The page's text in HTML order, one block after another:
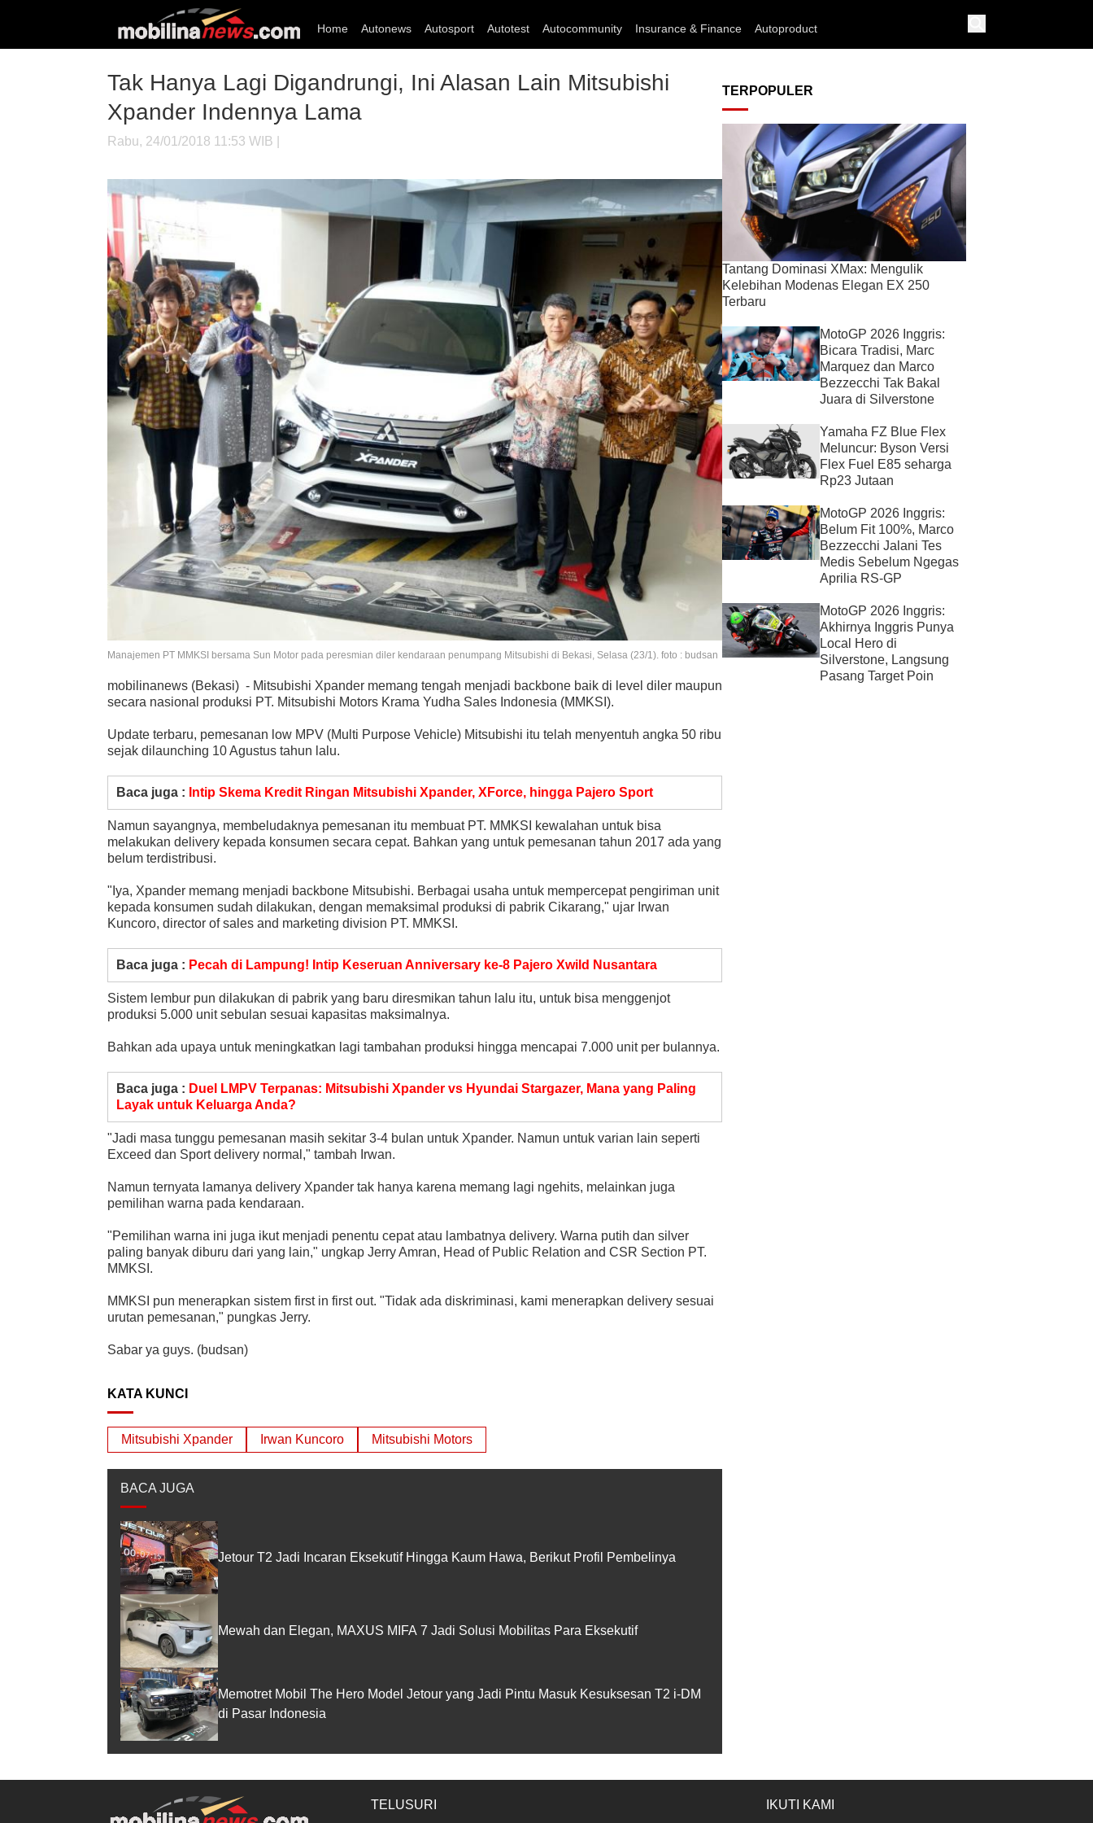
Home Autonews Autosport Autotest Autocommunity Insurance & Finance Autoproduct
Tak Hanya Lagi Digandrungi, Ini Alasan Lain Mitsubishi
Xpander Indennya Lama
Rabu, 24/01/2018 11:53 WIB |
Manajemen PT MMKSI bersama Sun Motor pada peresmian diler kendaraan penumpang Mitsubishi di Bekasi, Selasa (23/1). foto : budsan
mobilinanews (Bekasi) - Mitsubishi Xpander memang tengah menjadi backbone baik di level diler maupun
secara nasional produksi PT. Mitsubishi Motors Krama Yudha Sales Indonesia (MMKSI).
Update terbaru, pemesanan low MPV (Multi Purpose Vehicle) Mitsubishi itu telah menyentuh angka 50 ribu
sejak dilaunching 10 Agustus tahun lalu.
Baca juga : Intip Skema Kredit Ringan Mitsubishi Xpander, XForce, hingga Pajero Sport
Namun sayangnya, membeludaknya pemesanan itu membuat PT. MMKSI kewalahan untuk bisa
melakukan delivery kepada konsumen secara cepat. Bahkan yang untuk pemesanan tahun 2017 ada yang
belum terdistribusi.
"Iya, Xpander memang menjadi backbone Mitsubishi. Berbagai usaha untuk mempercepat pengiriman unit
kepada konsumen sudah dilakukan, dengan memaksimal produksi di pabrik Cikarang," ujar Irwan
Kuncoro, director of sales and marketing division PT. MMKSI.
Baca juga : Pecah di Lampung! Intip Keseruan Anniversary ke-8 Pajero Xwild Nusantara
Sistem lembur pun dilakukan di pabrik yang baru diresmikan tahun lalu itu, untuk bisa menggenjot
produksi 5.000 unit sebulan sesuai kapasitas maksimalnya.
Bahkan ada upaya untuk meningkatkan lagi tambahan produksi hingga mencapai 7.000 unit per bulannya.
Baca juga : Duel LMPV Terpanas: Mitsubishi Xpander vs Hyundai Stargazer, Mana yang Paling
Layak untuk Keluarga Anda?
"Jadi masa tunggu pemesanan masih sekitar 3-4 bulan untuk Xpander. Namun untuk varian lain seperti
Exceed dan Sport delivery normal," tambah Irwan.
Namun ternyata lamanya delivery Xpander tak hanya karena memang lagi ngehits, melainkan juga
pemilihan warna pada kendaraan.
"Pemilihan warna ini juga ikut menjadi penentu cepat atau lambatnya delivery. Warna putih dan silver
paling banyak diburu dari yang lain," ungkap Jerry Amran, Head of Public Relation and CSR Section PT.
MMKSI.
MMKSI pun menerapkan sistem first in first out. "Tidak ada diskriminasi, kami menerapkan delivery sesuai
urutan pemesanan," pungkas Jerry.
Sabar ya guys. (budsan)
KATA KUNCI
Mitsubishi Xpander Irwan Kuncoro Mitsubishi Motors
BACA JUGA
Jetour T2 Jadi Incaran Eksekutif Hingga Kaum Hawa, Berikut Profil Pembelinya
Mewah dan Elegan, MAXUS MIFA 7 Jadi Solusi Mobilitas Para Eksekutif
Memotret Mobil The Hero Model Jetour yang Jadi Pintu Masuk Kesuksesan T2 i-DM
di Pasar Indonesia
TERPOPULER
Tantang Dominasi XMax: Mengulik
Kelebihan Modenas Elegan EX 250
Terbaru
MotoGP 2026 Inggris:
Bicara Tradisi, Marc
Marquez dan Marco
Bezzecchi Tak Bakal
Juara di Silverstone
Yamaha FZ Blue Flex
Meluncur: Byson Versi
Flex Fuel E85 seharga
Rp23 Jutaan
MotoGP 2026 Inggris:
Belum Fit 100%, Marco
Bezzecchi Jalani Tes
Medis Sebelum Ngegas
Aprilia RS-GP
MotoGP 2026 Inggris:
Akhirnya Inggris Punya
Local Hero di
Silverstone, Langsung
Pasang Target Poin
TELUSURI IKUTI KAMI